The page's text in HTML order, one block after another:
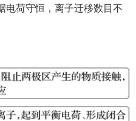
电荷守恒，离子迁移数目不